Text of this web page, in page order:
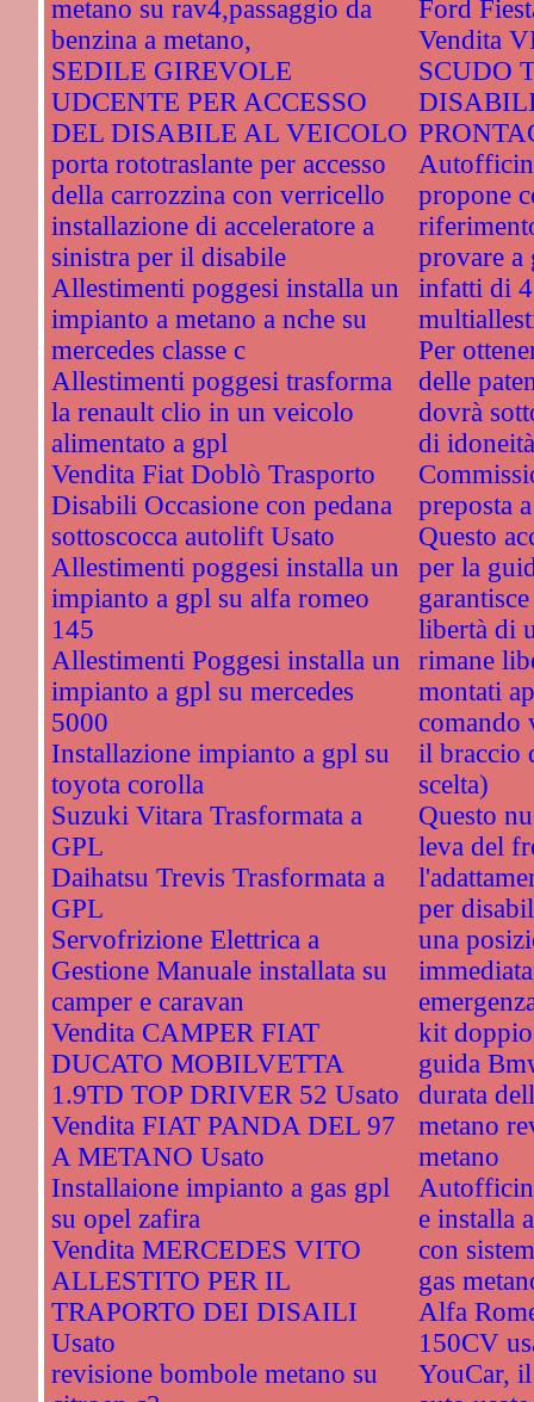
metano su rav4,passaggio da
benzina a metano,
SEDILE GIREVOLE
UDCENTE PER ACCESSO
DEL DISABILE AL VEICOLO
porta rototraslante per accesso
della carrozzina con verricello
installazione di acceleratore a
sinistra per il disabile
Allestimenti poggesi installa un
impianto a metano a nche su
mercedes classe c
Allestimenti poggesi trasforma
la renault clio in un veicolo
alimentato a gpl
Vendita Fiat Doblò Trasporto
Disabili Occasione con pedana
sottoscocca autolift Usato
Allestimenti poggesi installa un
impianto a gpl su alfa romeo
145
Allestimenti Poggesi installa un
impianto a gpl su mercedes
5000
Installazione impianto a gpl su
toyota corolla
Suzuki Vitara Trasformata a
GPL
Daihatsu Trevis Trasformata a
GPL
Servofrizione Elettrica a
Gestione Manuale installata su
camper e caravan
Vendita CAMPER FIAT
DUCATO MOBILVETTA
1.9TD TOP DRIVER 52 Usato
Vendita FIAT PANDA DEL 97
A METANO Usato
Installaione impianto a gas gpl
su opel zafira
Vendita MERCEDES VITO
ALLESTITO PER IL
TRAPORTO DEI DISAILI
Usato
revisione bombole metano su
Ford
Vendita
SCUDO
propone
provare a
infatti di
Per
delle
dovrà
di
preposta
Questo
per la
libertà di
rimane
montati
comando
il braccio
scelta)
Questo
leva del
per
una
kit
guida
durata
metano
metano
e installa
con
gas
Alfa
150CV
YouCar,